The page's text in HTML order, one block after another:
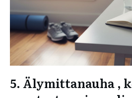
5. Älymittanauha ,